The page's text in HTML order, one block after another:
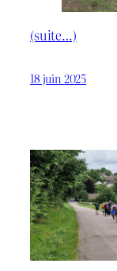
(suite…)
18 juin 2025